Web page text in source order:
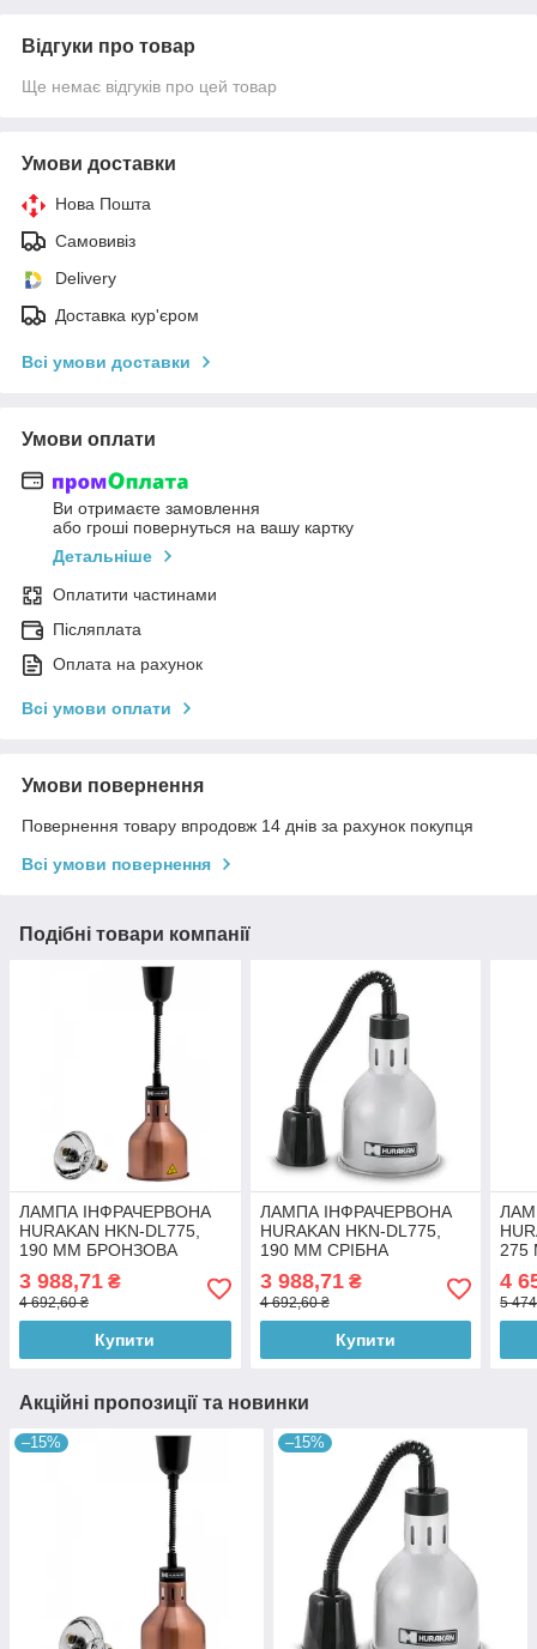
Відгуки про товар
Ще немає відгуків про цей товар
Умови доставки
Нова Пошта
Самовивіз
Delivery
Доставка кур'єром
Всі умови доставки
Умови оплати
Ви отримаєте замовлення
або гроші повернуться на вашу картку
Детальніше
Оплатити частинами
Післяплата
Оплата на рахунок
Всі умови оплати
Умови повернення
Повернення товару впродовж 14 днів за рахунок покупця
Всі умови повернення
Подібні товари компанії
ЛАМПА ІНФРАЧЕРВОНА
HURAKAN HKN-DL775,
190 ММ БРОНЗОВА
3 988,71 ₴
4 692,60 ₴
Купити
ЛАМПА ІНФРАЧЕРВОНА
HURAKAN HKN-DL775,
190 ММ СРІБНА
3 988,71₴
4 692,60 ₴
Купити
275
4
5
Акційні пропозиції та новинки
–15% –15%